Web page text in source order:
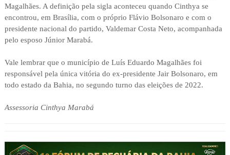
Magalhães. A definição pela sigla aconteceu quando Cinthya se
encontrou, em Brasília, com o próprio Flávio Bolsonaro e com o
presidente nacional do partido, Valdemar Costa Neto, acompanhada
pelo esposo Júnior Marabá.
Vale lembrar que o município de Luís Eduardo Magalhães foi
responsável pela única vitória do ex-presidente Jair Bolsonaro, em
todo estado da Bahia, no segundo turno das eleições de 2022.
Assessoria Cinthya Marabá